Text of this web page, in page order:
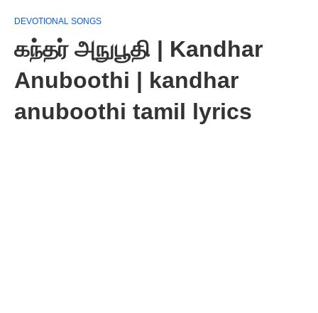
DEVOTIONAL SONGS
கந்தர் அநுபூதி | Kandhar
Anuboothi | kandhar
anuboothi tamil lyrics